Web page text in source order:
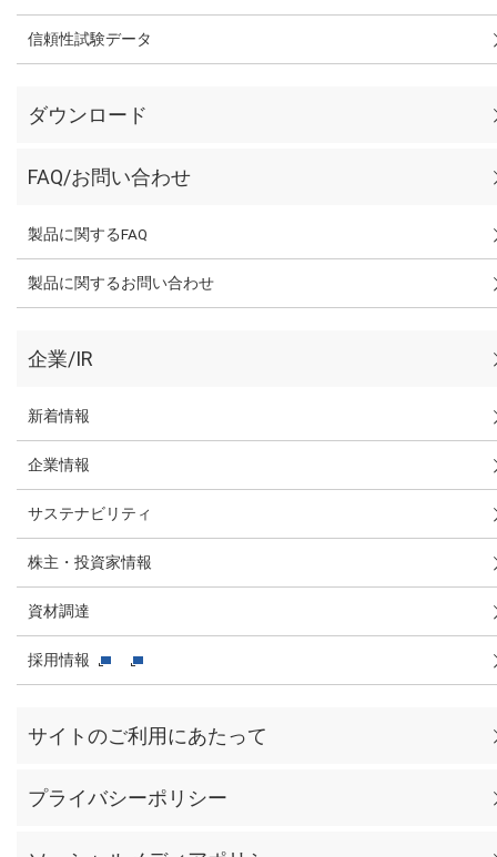
信頼性試験データ
ダウンロード
FAQ/お問い合わせ
製品に関するFAQ
製品に関するお問い合わせ
企業/IR
新着情報
企業情報
サステナビリティ
株主・投資家情報
資材調達
採用情報
サイトのご利用にあたって
プライバシーポリシー